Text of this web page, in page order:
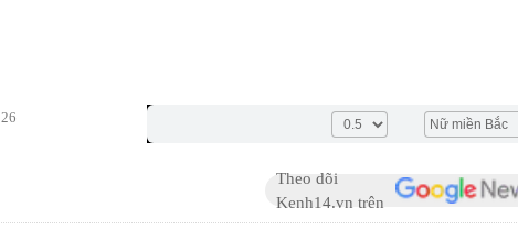
Theo dõi
Kenh14.vn trên